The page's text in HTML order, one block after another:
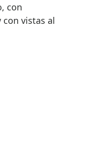
con
con vistas al